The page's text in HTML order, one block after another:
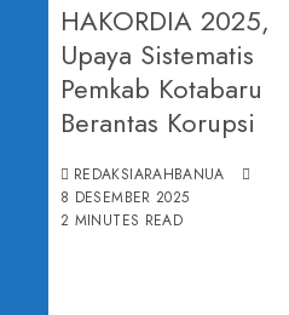
HAKORDIA 2025,
Upaya Sistematis
Pemkab Kotabaru
Berantas Korupsi
REDAKSIARAHBANUA
8 DESEMBER 2025
2 MINUTES READ